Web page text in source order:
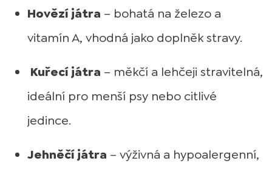
Hovězí játra – bohatá na železo a
vitamín A, vhodná jako doplněk stravy.
Kuřecí játra – měkčí a lehčeji stravitelná,
ideální pro menší psy nebo citlivé
jedince.
Jehněčí játra – výživná a hypoalergenní,